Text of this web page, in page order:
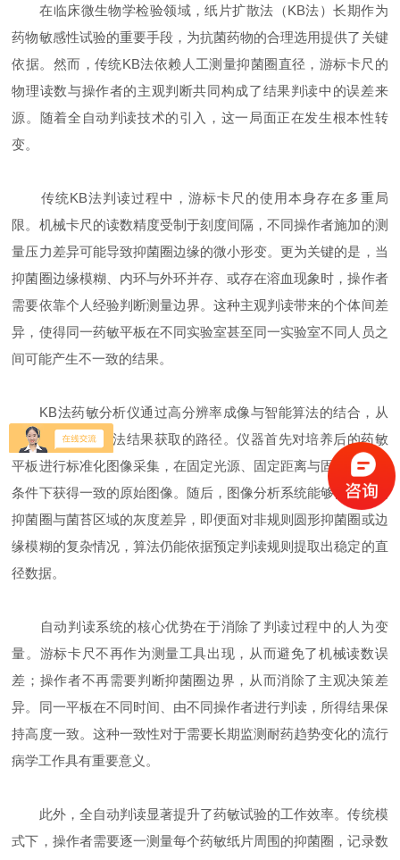
在临床微生物学检验领域，纸片扩散法（KB法）长期作为
药物敏感性试验的重要手段，为抗菌药物的合理选用提供了关键
依据。然而，传统KB法依赖人工测量抑菌圈直径，游标卡尺的
物理读数与操作者的主观判断共同构成了结果判读中的误差来
源。随着全自动判读技术的引入，这一局面正在发生根本性转
变。
传统KB法判读过程中，游标卡尺的使用本身存在多重局
限。机械卡尺的读数精度受制于刻度间隔，不同操作者施加的测
量压力差异可能导致抑菌圈边缘的微小形变。更为关键的是，当
抑菌圈边缘模糊、内环与外环并存、或存在溶血现象时，操作者
需要依靠个人经验判断测量边界。这种主观判读带来的个体间差
异，使得同一药敏平板在不同实验室甚至同一实验室不同人员之
间可能产生不一致的结果。
KB法药敏分析仪通过高分辨率成像与智能算法的结合，从
根本上重构了KB法结果获取的路径。仪器首先对培养后的药敏
平板进行标准化图像采集，在固定光源、固定距离与固定角度的
条件下获得一致的原始图像。随后，图像分析系统能够自动识别
抑菌圈与菌苔区域的灰度差异，即便面对非规则圆形抑菌圈或边
缘模糊的复杂情况，算法仍能依据预定判读规则提取出稳定的直
径数据。
自动判读系统的核心优势在于消除了判读过程中的人为变
量。游标卡尺不再作为测量工具出现，从而避免了机械读数误
差；操作者不再需要判断抑菌圈边界，从而消除了主观决策差
异。同一平板在不同时间、由不同操作者进行判读，所得结果保
持高度一致。这种一致性对于需要长期监测耐药趋势变化的流行
病学工作具有重要意义。
此外，全自动判读显著提升了药敏试验的工作效率。传统模
式下，操作者需要逐一测量每个药敏纸片周围的抑菌圈，记录数